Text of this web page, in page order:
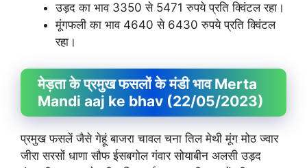
उड़द का भाव 3350 से 5471 रुपये प्रति क्विंटल रहा।
मूंगफली का भाव 4640 से 6430 रुपये प्रति क्विंटल
रहा।
मेड़ता के प्रमुख फसलों के मंडी भाव Merta
Mandi aaj ke bhav (22/05/2023)
प्रमुख फसलें जैसे गेहूं बाजरा चावल चना तिल मेथी मूंग मोठ ज्वार
जीरा सरसों धाणा सौफ ईसबगोल गंवार सोयाबीन अलसी उड़द